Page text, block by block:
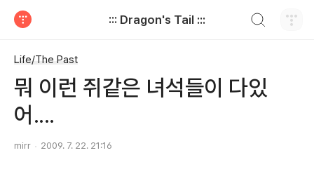
::: Dragon's Tail :::
Life/The Past
뭐 이런 쥐같은 녀석들이 다있
어....
mirr 2009. 7. 22. 21:16